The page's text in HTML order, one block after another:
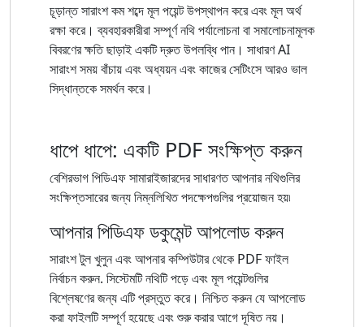
চূড়ান্ত সারাংশ কম শব্দে মূল পয়েন্ট উপস্থাপন করে এবং মূল অর্থ
রক্ষা করে। ব্যবহারকারীরা সম্পূর্ণ নথি পর্যালোচনা বা সমালোচনামূলক
বিবরণের ক্ষতি ছাড়াই একটি দ্রুত উপলব্ধি পান। সাধারণ AI
সারাংশ সময় বাঁচায় এবং অধ্যয়ন এবং কাজের সেটিংসে আরও ভাল
সিদ্ধান্তকে সমর্থন করে।
ধাপে ধাপে: একটি PDF সংক্ষিপ্ত করুন
বেশিরভাগ পিডিএফ সামারাইজারদের সাধারণত আপনার নথিগুলির
সংক্ষিপ্তসারের জন্য নিম্নলিখিত পদক্ষেপগুলির প্রয়োজন হয়৷
আপনার পিডিএফ ডকুমেন্ট আপলোড করুন
সারাংশ টুল খুলুন এবং আপনার কম্পিউটার থেকে PDF ফাইল
নির্বাচন করুন. সিস্টেমটি নথিটি পড়ে এবং মূল পয়েন্টগুলির
বিশ্লেষণের জন্য এটি প্রস্তুত করে। নিশ্চিত করুন যে আপলোড
করা ফাইলটি সম্পূর্ণ হয়েছে এবং শুরু করার আগে দূষিত নয়।